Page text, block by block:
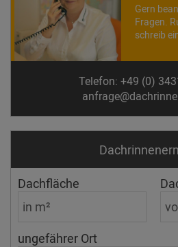
Gern
Fragen.
schreib
Telefon: +49 (0)
Dachfläche
ungefährer Ort